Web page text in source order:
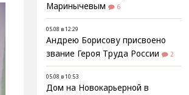
Маринычевым
6
05.08 в 12:29
Андрею Борисову присвоено
звание Героя Труда России
2
05.08 в 10:53
Дом на Новокарьерной в